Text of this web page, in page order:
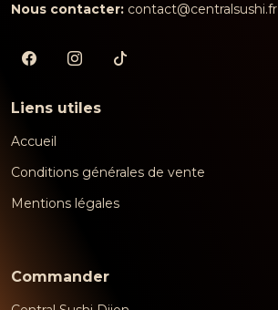
Nous contacter: contact@centralsushi.fr
Liens utiles
Accueil
Conditions générales de vente
Mentions légales
Commander